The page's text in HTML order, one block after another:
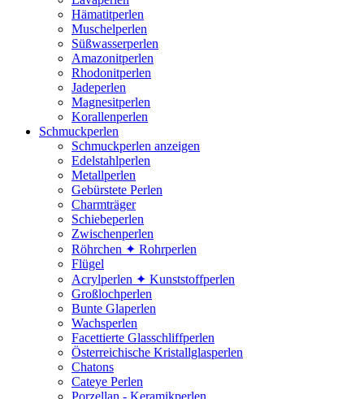
Hämatitperlen
Muschelperlen
Süßwasserperlen
Amazonitperlen
Rhodonitperlen
Jadeperlen
Magnesitperlen
Korallenperlen
Schmuckperlen
Schmuckperlen anzeigen
Edelstahlperlen
Metallperlen
Gebürstete Perlen
Charmträger
Schiebeperlen
Zwischenperlen
Röhrchen ✦ Rohrperlen
Flügel
Acrylperlen ✦ Kunststoffperlen
Großlochperlen
Bunte Glaperlen
Wachsperlen
Facettierte Glasschliffperlen
Österreichische Kristallglasperlen
Chatons
Cateye Perlen
Porzellan - Keramikperlen